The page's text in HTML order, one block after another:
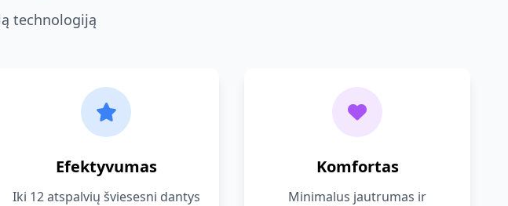
technologiją
Efektyvumas
Iki 12 atspalvių šviesesni dantys
Komfortas
Minimalus jautrumas ir